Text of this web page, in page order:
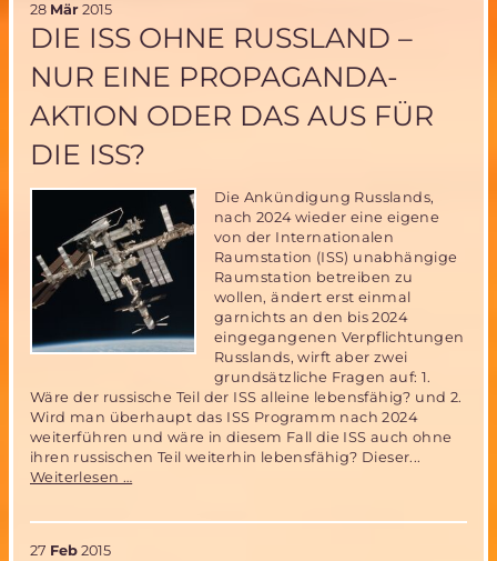
Deutschland
e.V.
am
30.
Mai
2015
28 Mär 2015
DIE ISS OHNE RUSSLAND –
NUR EINE PROPAGANDA-
AKTION ODER DAS AUS FÜR
DIE ISS?
Die Ankündigung Russlands,
nach 2024 wieder eine eigene
von der Internationalen
Raumstation (ISS) unabhängige
Raumstation betreiben zu
wollen, ändert erst einmal
garnichts an den bis 2024
eingegangenen Verpflichtungen
Russlands, wirft aber zwei
grundsätzliche Fragen auf: 1.
Wäre der russische Teil der ISS alleine lebensfähig? und 2.
Wird man überhaupt das ISS Programm nach 2024
weiterführen und wäre in diesem Fall die ISS auch ohne
ihren russischen Teil weiterhin lebensfähig? Dieser...
Weiterlesen …
27 Feb 2015